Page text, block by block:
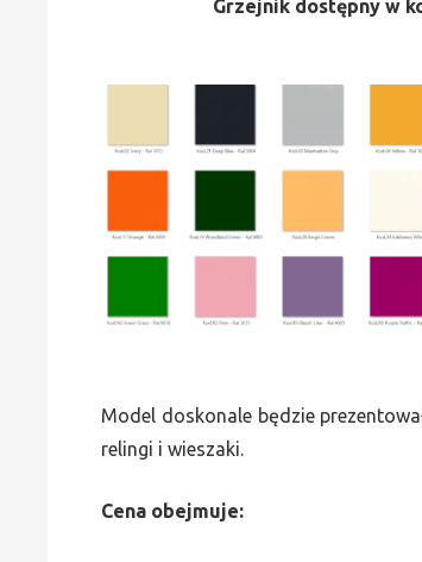
Grzejnik dostępny w
Model doskonale będzie
relingi i wieszaki.
Cena obejmuje: